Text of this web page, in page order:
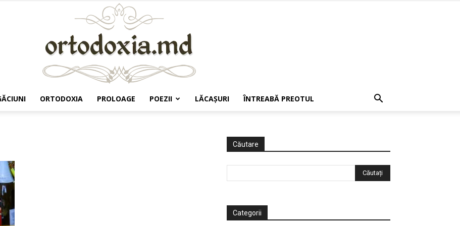
ORTODOXIA PROLOAGE POEZII LĂCAŞURI ÎNTREABĂ PREOTUL
Căutare
Categorii